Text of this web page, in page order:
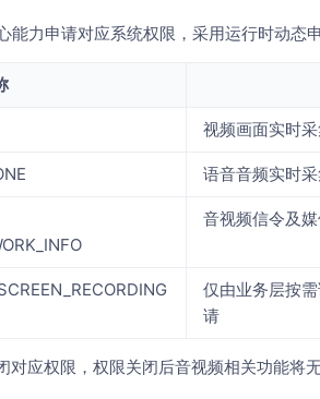
力申请对应系统权限，采用运行时动态
视频画面实时
语音音频实时
音视频信令及
仅由业务层按
请
应权限，权限关闭后音视频相关功能将